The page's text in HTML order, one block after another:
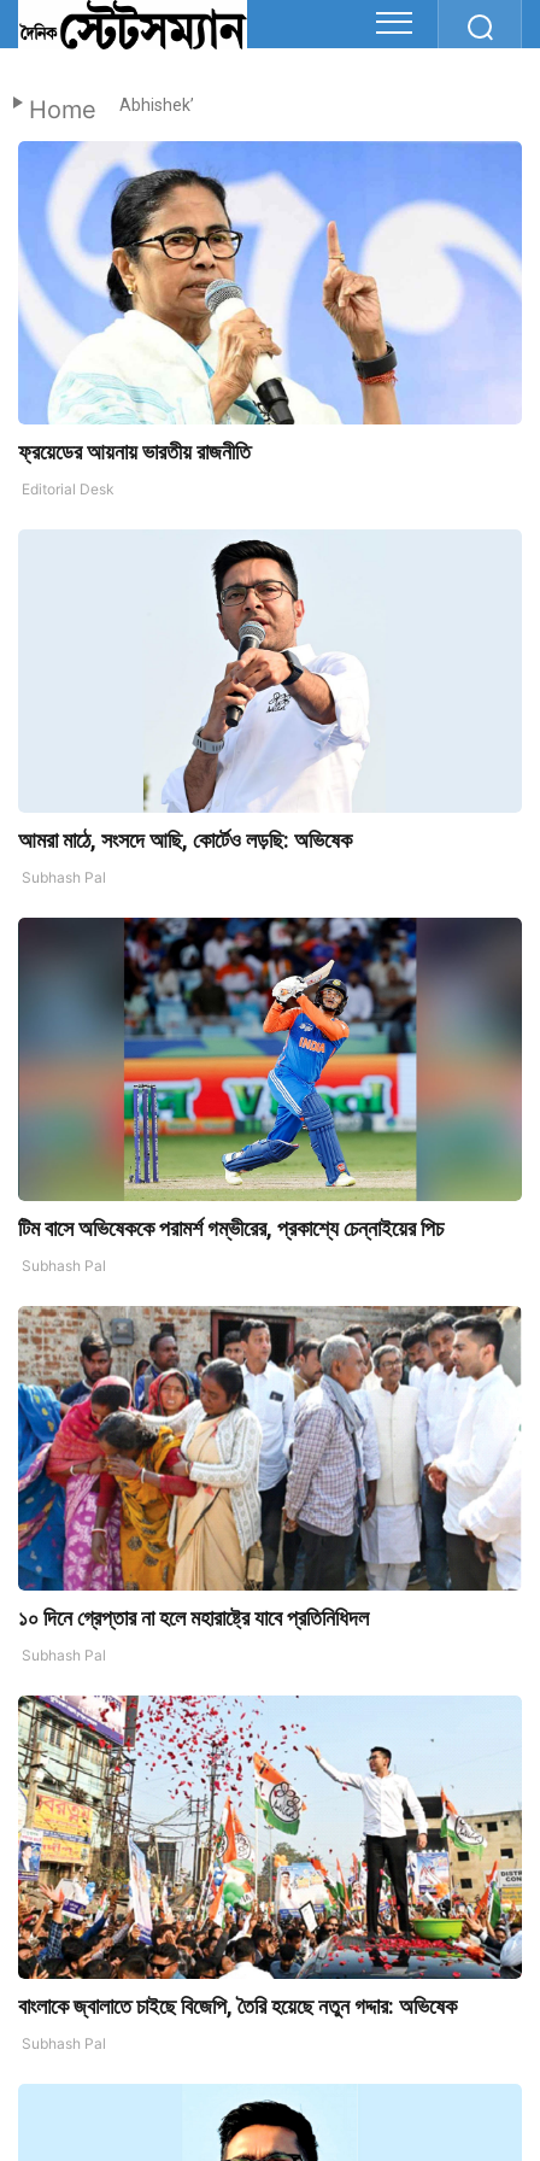
Home Abhishek’
ফ্রয়েডের আয়নায় ভারতীয় রাজনীতি
Editorial Desk
আমরা মাঠে, সংসদে আছি, কোর্টেও লড়ছি: অভিষেক
Subhash Pal
টিম বাসে অভিষেককে পরামর্শ গম্ভীরের, প্রকাশ্যে চেন্নাইয়ের পিচ
Subhash Pal
১০ দিনে গ্রেপ্তার না হলে মহারাষ্ট্রে যাবে প্রতিনিধিদল
Subhash Pal
বাংলাকে জ্বালাতে চাইছে বিজেপি, তৈরি হয়েছে নতুন গদ্দার: অভিষেক
Subhash Pal